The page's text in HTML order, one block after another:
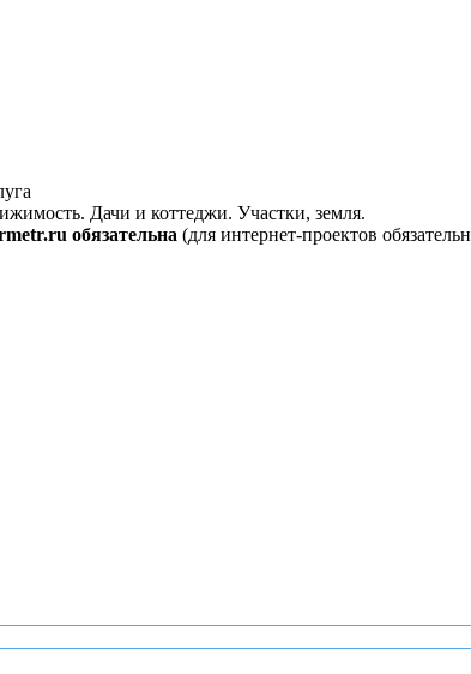
Дачи и коттеджи. Участки, земля.
обязательна (для интернет-проектов